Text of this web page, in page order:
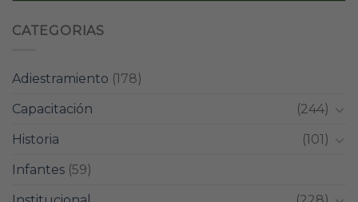
CATEGORIAS
Adiestramiento (178)
Capacitación
(244)
Historia
(101)
Infantes (59)